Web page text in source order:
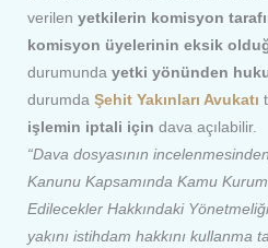
verilen yetkilerin komisyon
komisyon üyelerinin eksik
durumunda yetki yönünden
durumda Şehit Yakınları Avukatı
işlemin iptali için dava açılabilir.
“Dava dosyasının
Kanunu Kapsamında Kamu
Edilecekler Hakkındaki
yakını istihdam hakkını kullanma